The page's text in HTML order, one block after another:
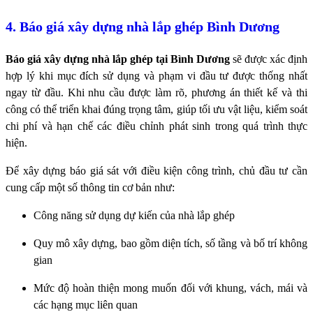
4. Báo giá xây dựng nhà lắp ghép Bình Dương
Báo giá xây dựng nhà lắp ghép tại Bình Dương sẽ được xác định
hợp lý khi mục đích sử dụng và phạm vi đầu tư được thống nhất
ngay từ đầu. Khi nhu cầu được làm rõ, phương án thiết kế và thi
công có thể triển khai đúng trọng tâm, giúp tối ưu vật liệu, kiểm soát
chi phí và hạn chế các điều chỉnh phát sinh trong quá trình thực
hiện.
Để xây dựng báo giá sát với điều kiện công trình, chủ đầu tư cần
cung cấp một số thông tin cơ bản như:
Công năng sử dụng dự kiến của nhà lắp ghép
Quy mô xây dựng, bao gồm diện tích, số tầng và bố trí không
gian
Mức độ hoàn thiện mong muốn đối với khung, vách, mái và
các hạng mục liên quan